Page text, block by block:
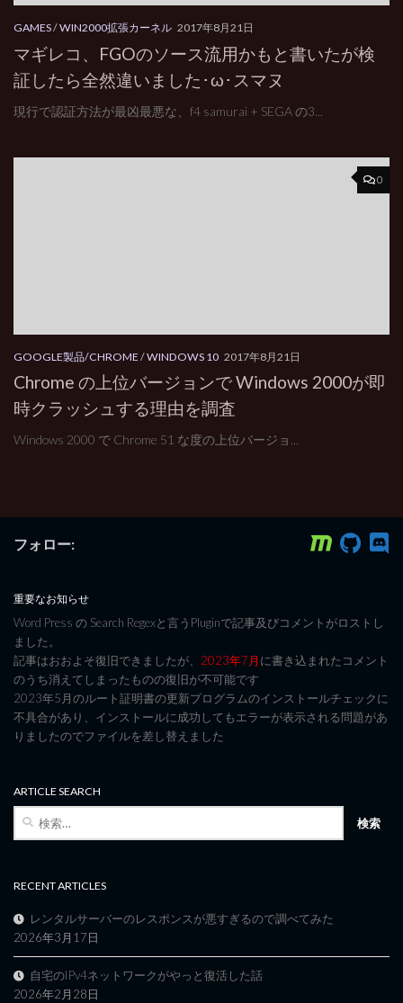
GAMES/WIN2000拡張カーネル 2017年8月21日
マギレコ、FGOのソース流用かもと書いたが検
証したら全然違いました･ω･スマヌ
現行で認証方法が最凶最悪な、f4 samurai + SEGA の3...
0
GOOGLE製品/CHROME/WINDOWS 10 2017年8月21日
Chrome の上位バージョンで Windows 2000が即
時クラッシュする理由を調査
Windows 2000 で Chrome 51 な度の上位バージョ...
フォロー:
重要なお知らせ
Word Press の Search Regexと言うPluginで記事及びコメントがロストし
ました。
記事はおおよそ復旧できましたが、 2023年7月に書き込まれたコメント
のうち消えてしまったものの復旧が不可能です
2023年5月のルート証明書の更新プログラムのインストールチェックに
不具合があり、インストールに成功してもエラーが表示される問題があ
りましたのでファイルを差し替えました
ARTICLE SEARCH
検
RECENT ARTICLES
レンタルサーバーのレスポンスが悪すぎるので調べてみた
2026年3月17日
自宅のIPv4ネットワークがやっと復活した話
2026年2月28日